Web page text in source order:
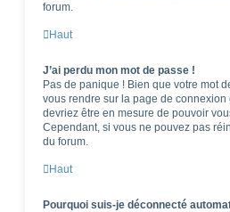
forum.
Haut
J’ai perdu mon mot de passe !
Pas de panique ! Bien que votre mot
vous rendre sur la page de connexion
devriez être en mesure de pouvoir
Cependant, si vous ne pouvez pas
du forum.
Haut
Pourquoi suis-je déconnecté